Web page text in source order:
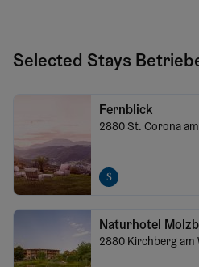
Selected Stays
Fernblick
2880 St. Corona am
Naturhotel
2880 Kirchberg am